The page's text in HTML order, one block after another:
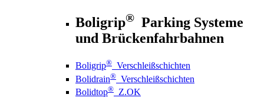
Boligrip® Parking Systeme
und Brückenfahrbahnen
Boligrip® Verschleißschichten
Bolidrain® Verschleißschichten
Bolidtop® Z.OK